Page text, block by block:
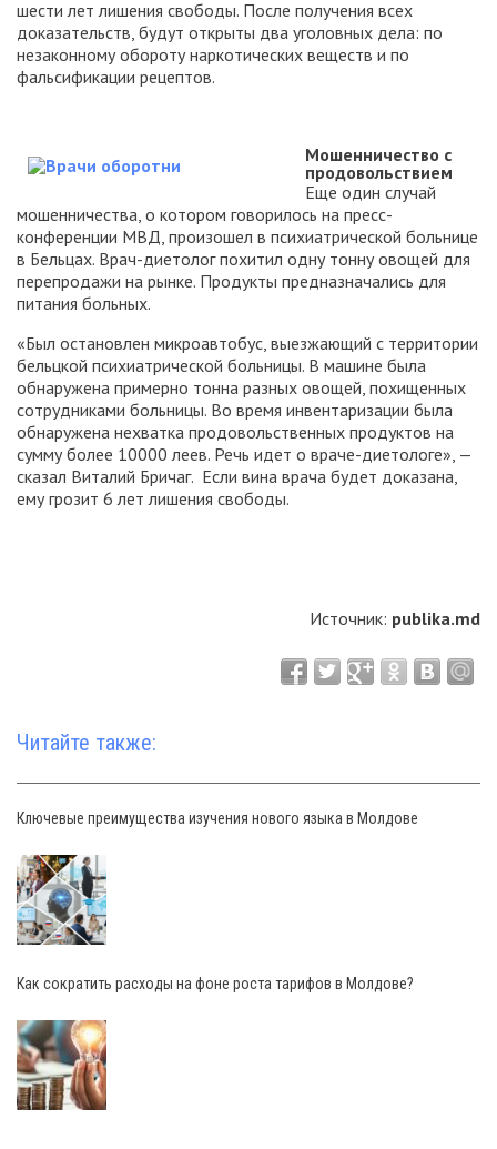
шести лет лишения свободы. После получения всех
доказательств, будут открыты два уголовных дела: по
незаконному обороту наркотических веществ и по
фальсификации рецептов.
Мошенничество с
продовольствием
Еще один случай
мошенничества, о котором говорилось на пресс-
конференции МВД, произошел в психиатрической больнице
в Бельцах. Врач-диетолог похитил одну тонну овощей для
перепродажи на рынке. Продукты предназначались для
питания больных.
«Был остановлен микроавтобус, выезжающий с территории
бельцкой психиатрической больницы. В машине была
обнаружена примерно тонна разных овощей, похищенных
сотрудниками больницы. Во время инвентаризации была
обнаружена нехватка продовольственных продуктов на
сумму более 10000 леев. Речь идет о враче-диетологе», —
сказал Виталий Бричаг. Если вина врача будет доказана,
ему грозит 6 лет лишения свободы.
Источник: publika.md
Читайте также:
Ключевые преимущества изучения нового языка в Молдове
Как сократить расходы на фоне роста тарифов в Молдове?